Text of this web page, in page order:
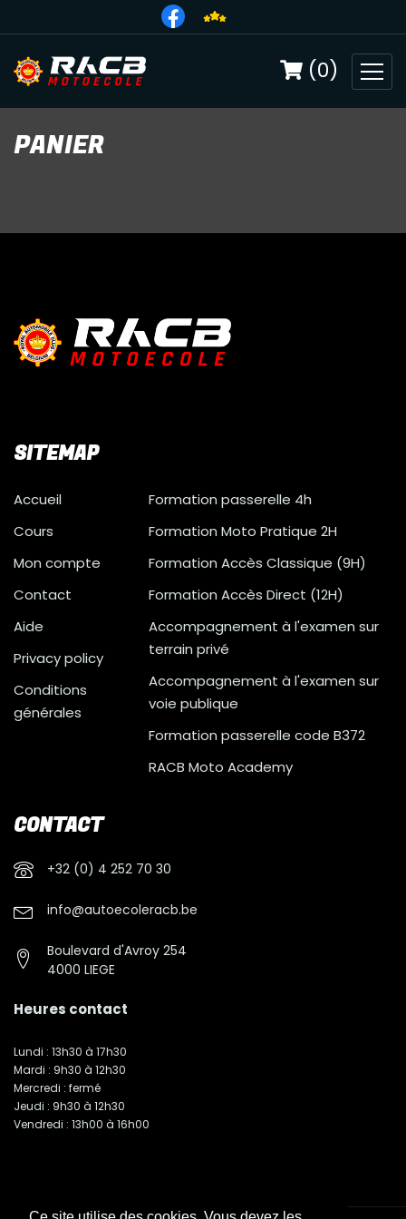
(0)
PANIER
SITEMAP
Accueil
Cours
Mon compte
Contact
Aide
Privacy policy
Conditions
générales
Formation passerelle 4h
Formation Moto Pratique 2H
Formation Accès Classique (9H)
Formation Accès Direct (12H)
Accompagnement à l'examen sur
terrain privé
Accompagnement à l'examen sur
voie publique
Formation passerelle code B372
RACB Moto Academy
CONTACT
+32 (0) 4 252 70 30
info@autoecoleracb.be
Boulevard d'Avroy 254
4000 LIEGE
Heures contact
Lundi : 13h30 à 17h30
Mardi : 9h30 à 12h30
Mercredi : fermé
Jeudi : 9h30 à 12h30
Vendredi : 13h00 à 16h00